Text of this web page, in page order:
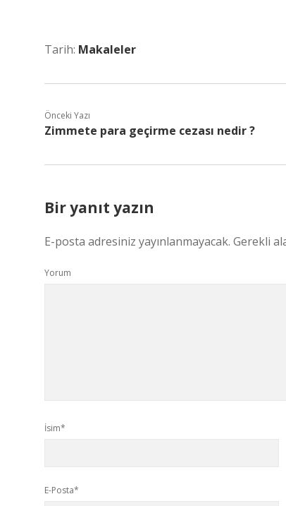
Tarih: Makaleler
Önceki Yazı
Zimmete para geçirme cezası nedir ?
Bir yanıt yazın
E-posta adresiniz yayınlanmayacak. Gerekli
Yorum
İsim*
E-Posta*